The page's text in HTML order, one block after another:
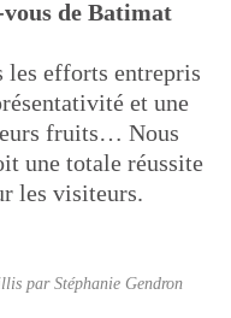
de Batimat
les efforts entrepris
et une
fruits… Nous
une totale réussite
les visiteurs.
par Stéphanie Gendron